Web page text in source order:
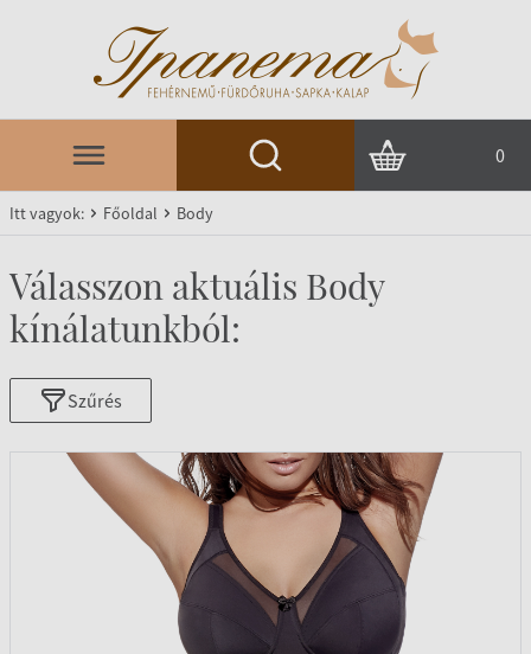
0
Itt vagyok: Főoldal Body
Válasszon aktuális Body
kínálatunkból:
Szűrés